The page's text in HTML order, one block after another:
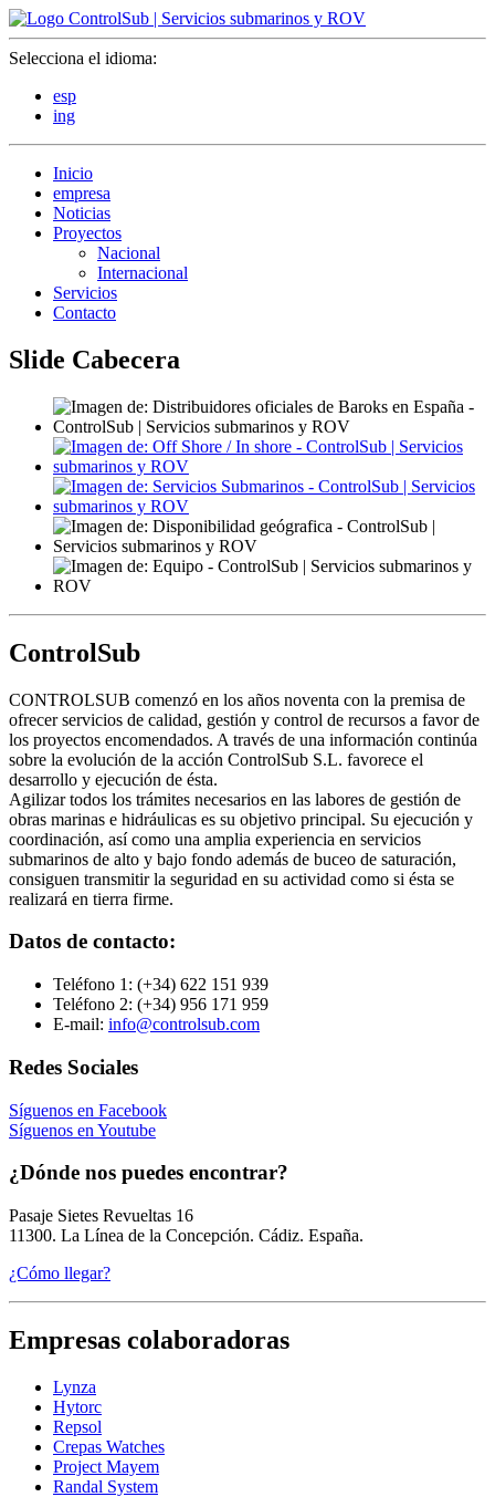
Selecciona el idioma:
esp
ing
Inicio
empresa
Noticias
Proyectos
Nacional
Internacional
Servicios
Contacto
Slide Cabecera
ControlSub
CONTROLSUB comenzó en los años noventa con la premisa de
ofrecer servicios de calidad, gestión y control de recursos a favor de
los proyectos encomendados. A través de una información continúa
sobre la evolución de la acción ControlSub S.L. favorece el
desarrollo y ejecución de ésta.
Agilizar todos los trámites necesarios en las labores de gestión de
obras marinas e hidráulicas es su objetivo principal. Su ejecución y
coordinación, así como una amplia experiencia en servicios
submarinos de alto y bajo fondo además de buceo de saturación,
consiguen transmitir la seguridad en su actividad como si ésta se
realizará en tierra firme.
Datos de contacto:
Teléfono 1: (+34) 622 151 939
Teléfono 2: (+34) 956 171 959
E-mail: info@controlsub.com
Redes Sociales
Síguenos en Facebook
Síguenos en Youtube
¿Dónde nos puedes encontrar?
Pasaje Sietes Revueltas 16
11300. La Línea de la Concepción. Cádiz. España.
¿Cómo llegar?
Empresas colaboradoras
Lynza
Hytorc
Repsol
Crepas Watches
Project Mayem
Randal System